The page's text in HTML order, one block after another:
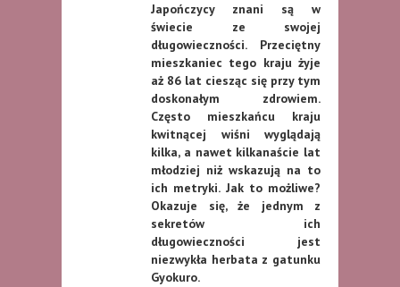
Japończycy znani są w
świecie ze swojej
długowieczności. Przeciętny
mieszkaniec tego kraju żyje
aż 86 lat ciesząc się przy tym
doskonałym zdrowiem.
Często mieszkańcu kraju
kwitnącej wiśni wyglądają
kilka, a nawet kilkanaście lat
młodziej niż wskazują na to
ich metryki. Jak to możliwe?
Okazuje się, że jednym z
sekretów ich
długowieczności jest
niezwykła herbata z gatunku
Gyokuro.